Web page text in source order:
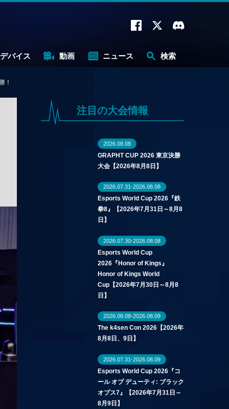
デバイス 動画 ニュース 検索
！
注目の大会情報
2026.08.08
GRAPHT CUP 2026 東京決勝
大会【2026年8月8日】
2026.07.31-2026.08.08
Esports World Cup 2026『鉄
拳8』【2026年7月31日～8月8
日】
2026.07.30-2026.08.08
Esports World Cup
2026『Honor of Kings』
Honor of Kings World
Cup【2026年7月30日～8月8
日】
2026.08.08-2026.08.09
The k4sen Con 2026【2026年
8月8日、9日】
2026.07.31-2026.08.09
Esports World Cup 2026『コ
ール オブ デューティ: ブラック
オプス7』【2026年7月31日～
8月9日】